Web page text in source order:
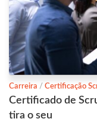
Carreira / Certificação
Certificado de
tira o seu